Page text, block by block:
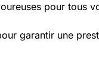
pour tous
garantir une